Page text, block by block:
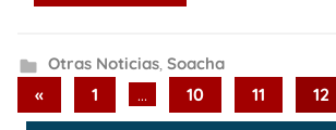
Otras Noticias, Soacha
Paginación
«Previous
Posts
1 … 10 11 12